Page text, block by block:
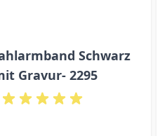
Schwarz
Gravur- 2295